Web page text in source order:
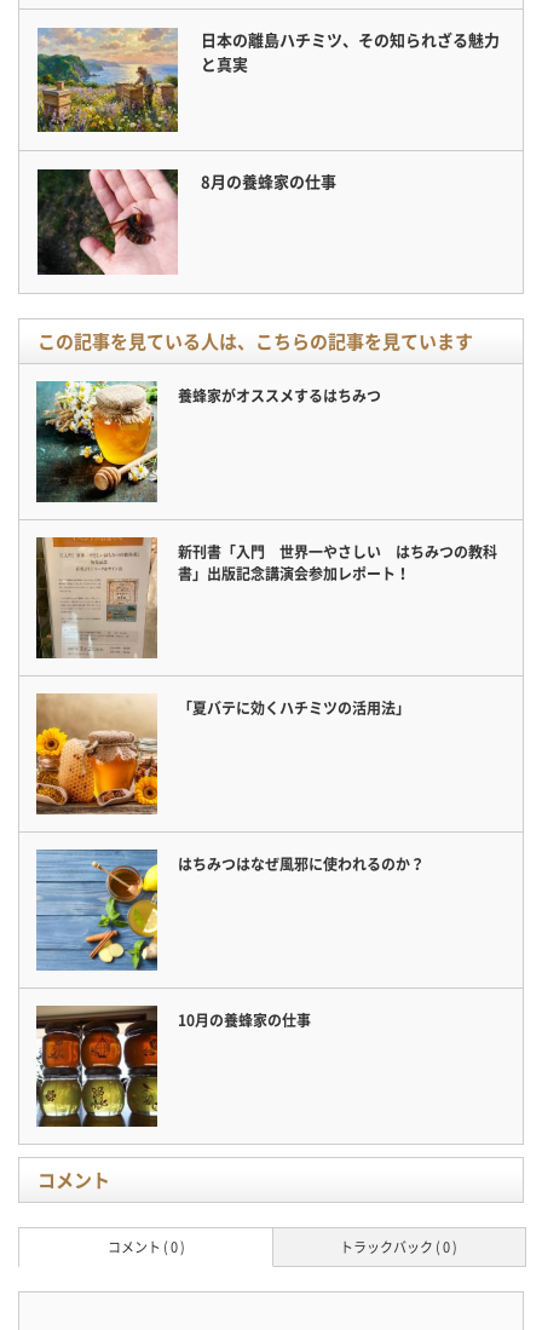
日本の離島ハチミツ、その知られざる魅力
と真実
8月の養蜂家の仕事
この記事を見ている人は、こちらの記事を見ています
養蜂家がオススメするはちみつ
新刊書「入門 世界一やさしい はちみつの教科
書」出版記念講演会参加レポート！
「夏バテに効くハチミツの活用法」
はちみつはなぜ風邪に使われるのか？
10月の養蜂家の仕事
コメント
トラックバック ( 0 )
コメント ( 0 )